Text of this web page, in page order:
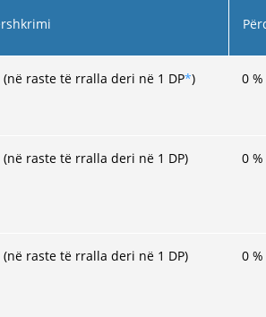
raste të rralla deri në 1 DP*) 0 %
raste të rralla deri në 1 DP) 0 %
raste të rralla deri në 1 DP) 0 %